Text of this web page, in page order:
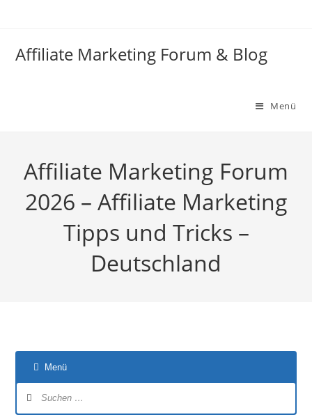
Affiliate Marketing Forum & Blog
Menü
Affiliate Marketing Forum
2026 – Affiliate Marketing
Tipps und Tricks –
Deutschland
Menü